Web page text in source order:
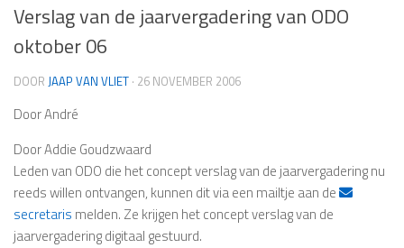
Verslag van de jaarvergadering van ODO
oktober 06
DOOR JAAP VAN VLIET · 26 NOVEMBER 2006
Door André
Door Addie Goudzwaard
Leden van ODO die het concept verslag van de jaarvergadering nu
reeds willen ontvangen, kunnen dit via een mailtje aan de
secretaris melden. Ze krijgen het concept verslag van de
jaarvergadering digitaal gestuurd.